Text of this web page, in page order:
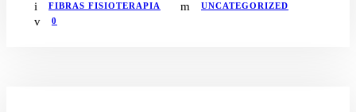
FIBRAS FISIOTERAPIA
UNCATEGORIZED
0